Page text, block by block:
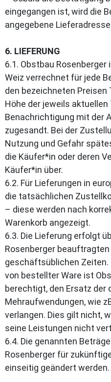
eingegangen ist, wird die
angegebene
6. LIEFERUNG
6.1. Obstbau
Weiz verrechnet für jede
den bezeichneten Preisen
Höhe der jeweils
Benachrichtigung mit der
zugesandt. Bei der
Nutzung und Gefahr
die Käufer*in oder deren
Käufer*in über.
6.2. Für Lieferungen in
die tatsächlichen
– diese werden nach
Warenkorb angezeigt.
6.3. Die Lieferung erfolgt
Rosenberger
geschäftsüblichen Zeiten.
von bestellter Ware ist
berechtigt, den Ersatz der
Mehraufwendungen, wie
verlangen. Dies gilt nicht,
seine Leistungen nicht
6.4. Die genannten
Rosenberger für
einseitig geändert werden.